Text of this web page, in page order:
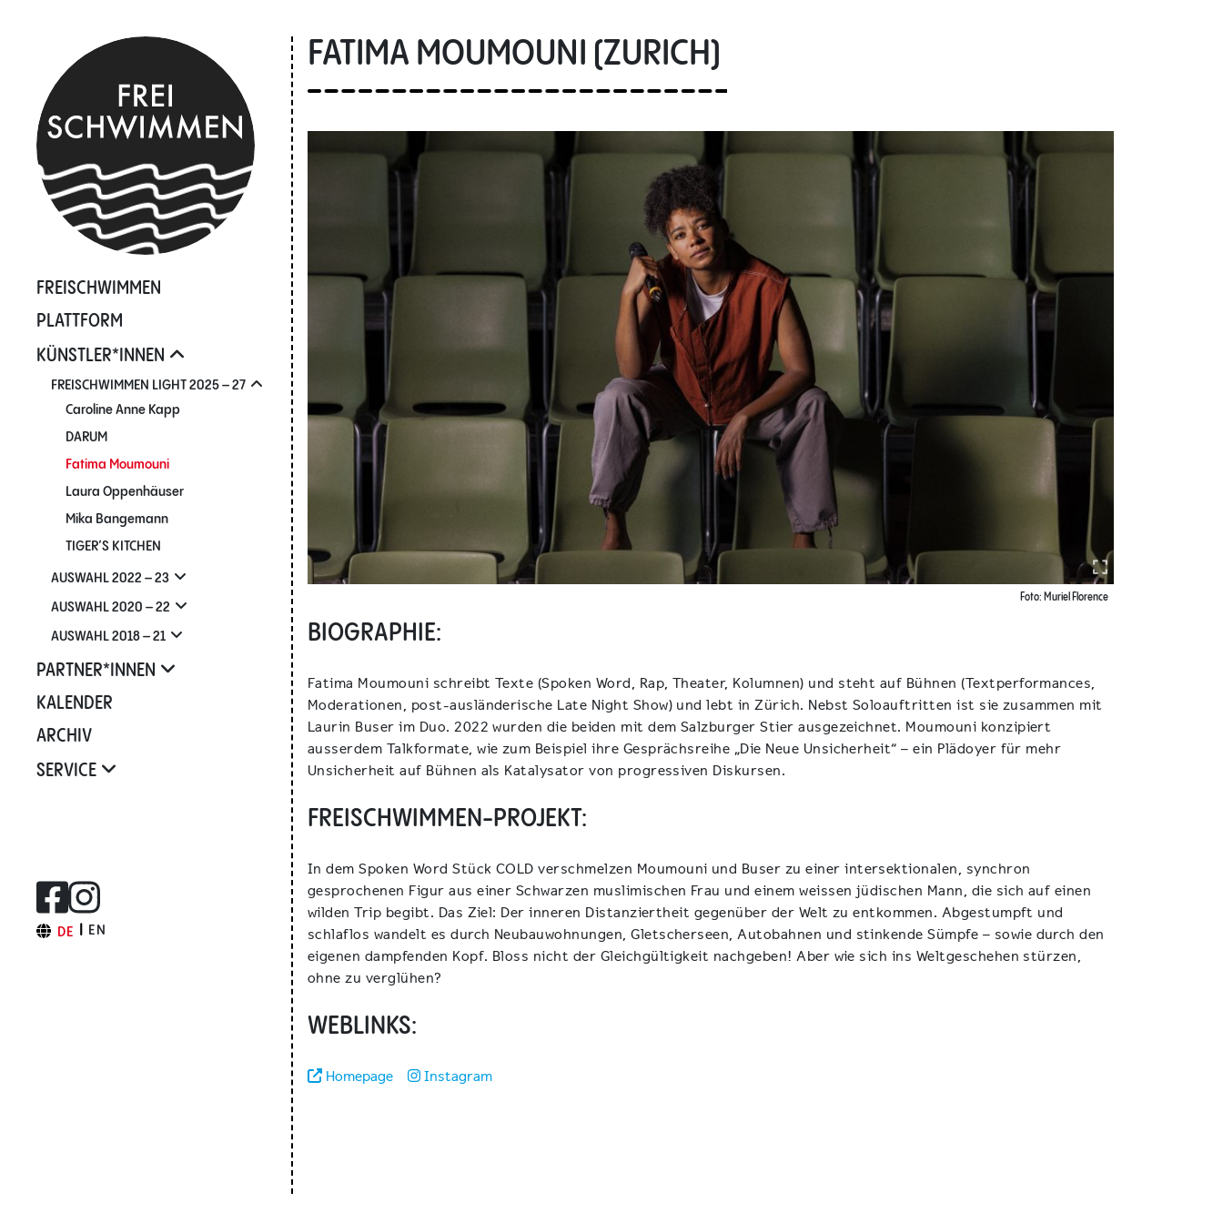
FREISCHWIMMEN
PLATTFORM
KÜNSTLER*INNEN
FREISCHWIMMEN LIGHT 2025 – 27
Caroline Anne Kapp
DARUM
Fatima Moumouni
Laura Oppenhäuser
Mika Bangemann
TIGER’S KITCHEN
AUSWAHL 2022 – 23
AUSWAHL 2020 – 22
AUSWAHL 2018 – 21
PARTNER*INNEN
KALENDER
ARCHIV
SERVICE
DE EN
FATIMA MOUMOUNI (ZÜRICH)
Foto: Muriel Florence
BIOGRAPHIE:
Fatima Moumouni schreibt Texte (Spoken Word, Rap, Theater, Kolumnen) und steht auf Bühnen (Textperformances,
Moderationen, post-ausländerische Late Night Show) und lebt in Zürich. Nebst Soloauftritten ist sie zusammen mit
Laurin Buser im Duo. 2022 wurden die beiden mit dem Salzburger Stier ausgezeichnet. Moumouni konzipiert
ausserdem Talkformate, wie zum Beispiel ihre Gesprächsreihe „Die Neue Unsicherheit“ – ein Plädoyer für mehr
Unsicherheit auf Bühnen als Katalysator von progressiven Diskursen.
FREISCHWIMMEN-PROJEKT:
In dem Spoken Word Stück COLD verschmelzen Moumouni und Buser zu einer intersektionalen, synchron
gesprochenen Figur aus einer Schwarzen muslimischen Frau und einem weissen jüdischen Mann, die sich auf einen
wilden Trip begibt. Das Ziel: Der inneren Distanziertheit gegenüber der Welt zu entkommen. Abgestumpft und
schlaflos wandelt es durch Neubauwohnungen, Gletscherseen, Autobahnen und stinkende Sümpfe – sowie durch den
eigenen dampfenden Kopf. Bloss nicht der Gleichgültigkeit nachgeben! Aber wie sich ins Weltgeschehen stürzen,
ohne zu verglühen?
WEBLINKS:
Homepage Instagram